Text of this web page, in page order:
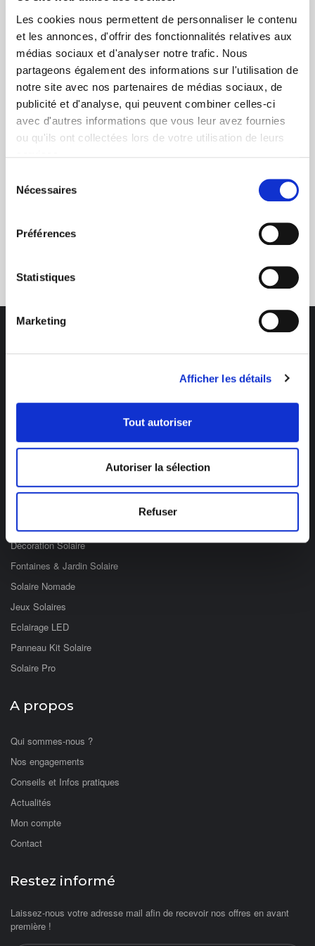
Les cookies nous permettent de personnaliser le contenu
et les annonces, d'offrir des fonctionnalités relatives aux
médias sociaux et d'analyser notre trafic. Nous
partageons également des informations sur l'utilisation de
notre site avec nos partenaires de médias sociaux, de
publicité et d'analyse, qui peuvent combiner celles-ci
avec d'autres informations que vous leur avez fournies
ou qu'ils ont collectées lors de votre utilisation de leurs
Nécessaires
Préférences
Statistiques
Marketing
Afficher les détails
Tout autoriser
Autoriser la sélection
Refuser
+ de 10 ans d'expertise
dans le photovoltaïque
03 89 59 05 50
Ouvert du lundi au vendredi
Catégories
Décoration Solaire
Fontaines & Jardin Solaire
Solaire Nomade
Jeux Solaires
Eclairage LED
Panneau Kit Solaire
Solaire Pro
A propos
Qui sommes-nous ?
Nos engagements
Conseils et Infos pratiques
Actualités
Mon compte
Contact
Restez informé
Laissez-nous votre adresse mail afin de recevoir nos offres en avant
première !